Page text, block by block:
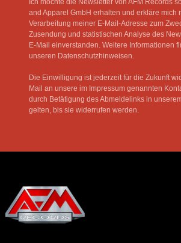
Ich möchte die Newsletter von AFM Records
and Apparel GmbH erhalten und erkläre mich
Verarbeitung meiner E-Mail-Adresse zum
Zusendung und statistischen Analyse des
E-Mail einverstanden. Weitere Informationen
unseren Datenschutzhinweisen.
Die Einwilligung ist jederzeit für die Zukunft
Mail an unsere im Impressum genannten
durch Betätigung des Abmeldelinks in
gelten, bis sie widerrufen werden.